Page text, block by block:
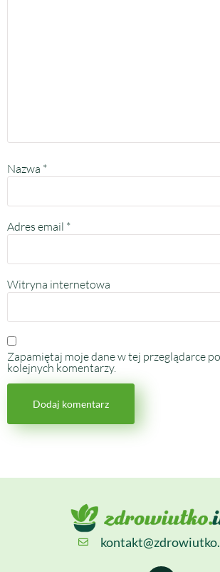
Nazwa *
Adres email *
Witryna internetowa
Zapamiętaj moje dane w tej przeglądarce
kolejnych komentarzy.